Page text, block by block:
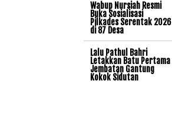
Wabup Nursiah Resmi
Buka Sosialisasi
Pilkades Serentak 2026
di 87 Desa
Lalu Pathul Bahri
Letakkan Batu Pertama
Jembatan Gantung
Kokok Sidutan